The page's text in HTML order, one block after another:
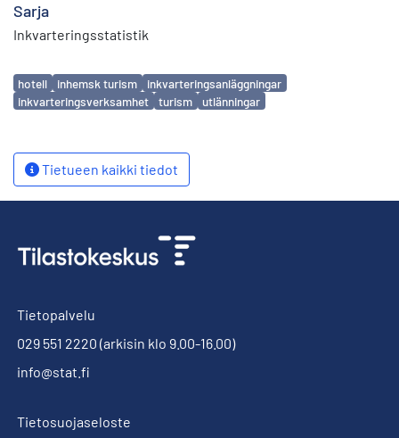
Sarja
Inkvarteringsstatistik
Avainsanat
hotell inhemsk turism
inkvarteringsanläggningar
inkvarteringsverksamhet
turism utlänningar
Tietueen kaikki tiedot
Tietopalvelu
029 551 2220 (arkisin klo 9.00-16.00)
info@stat.fi
Tietosuojaseloste